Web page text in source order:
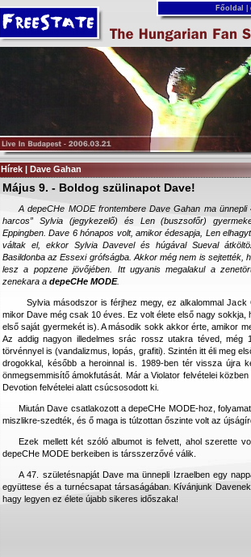
Főoldal
Hírek | Dave Gahan
Május 9. - Boldog szülinapot Dave!
A depeCHe MODE frontembere Dave Gahan ma
harcos” Sylvia (jegykezelő) és Len (buszsofőr)
Eppingben. Dave 6 hónapos volt, amikor édesapja, Len
váltak el, ekkor Sylvia Davevel és húgával Sueval
Basildonba az Essexi grófságba. Akkor még nem is sejtették,
lesz a popzene jövőjében. Itt ugyanis megalakul a
zenekara a depeCHe MODE.
Sylvia másodszor is férjhez megy, ez alkalommal Jack
mikor Dave még csak 10 éves. Ez volt élete első nagy
első saját gyermekét is). A második sokk akkor érte, amikor
Az addig nagyon illedelmes srác rossz utakra téved, még
törvénnyel is (vandalizmus, lopás, grafiti). Szintén itt éli meg
drogokkal, később a heroinnal is. 1989-ben tér vissza újra
önmegsemmisítő ámokfutását. Már a Violator felvételei
Devotion felvételei alatt csúcsosodott ki.
Miután Dave csatlakozott a depeCHe MODE-hoz,
miszlikre-szedték, és ő maga is túlzottan őszinte volt az
Ezek mellett két szóló albumot is felvett, ahol szerette
depeCHe MODE berkeiben is társszerzővé válik.
A 47. születésnapját Dave ma ünnepli Izraelben egy
együttese és a turnécsapat társaságában. Kívánjunk
hagy legyen ez élete újabb sikeres időszaka!